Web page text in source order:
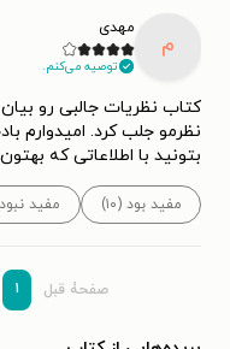
م
مهدی
توصیه می‌کنم.
کتاب نظریات جالبی رو
نظرمو جلب کرد. امیدوارم
بتونید با اطلاعاتی که
مفید بود (۱۰) مفید نبود
صفحۀ قبل ۱